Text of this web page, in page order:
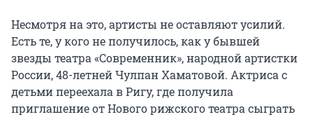
Несмотря на это, артисты не оставляют усилий.
Есть те, у кого не получилось, как у бывшей
звезды театра «Современник», народной артистки
России, 48-летней Чулпан Хаматовой. Актриса с
детьми переехала в Ригу, где получила
приглашение от Нового рижского театра сыграть